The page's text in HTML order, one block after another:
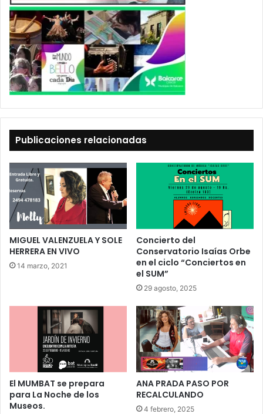
Publicaciones relacionadas
MIGUEL VALENZUELA Y SOLE
HERRERA EN VIVO
14 marzo, 2021
Concierto del
Conservatorio Isaías Orbe
en el ciclo “Conciertos en
el SUM”
29 agosto, 2025
El MUMBAT se prepara
para La Noche de los
Museos.
ANA PRADA PASO POR
RECALCULANDO
4 febrero, 2025